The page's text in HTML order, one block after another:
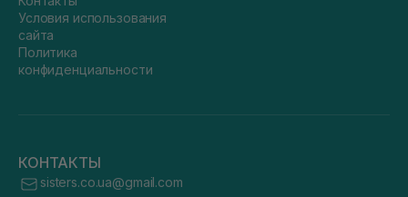
Условия использования
сайта
Политика
конфиденциальности
КОНТАКТЫ
sisters.co.ua@gmail.com